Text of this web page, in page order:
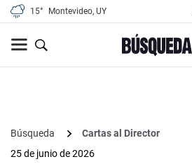
15° Montevideo, UY
Búsqueda
Cartas al Director
25 de junio de 2026